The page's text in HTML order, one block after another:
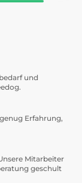
und
Erfahrung,
Mitarbeiter
geschult